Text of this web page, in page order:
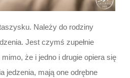
Należy do rodziny
Jest czymś zupełnie
że i jedno i drugie opiera się
jedzenia, mają one odrębne